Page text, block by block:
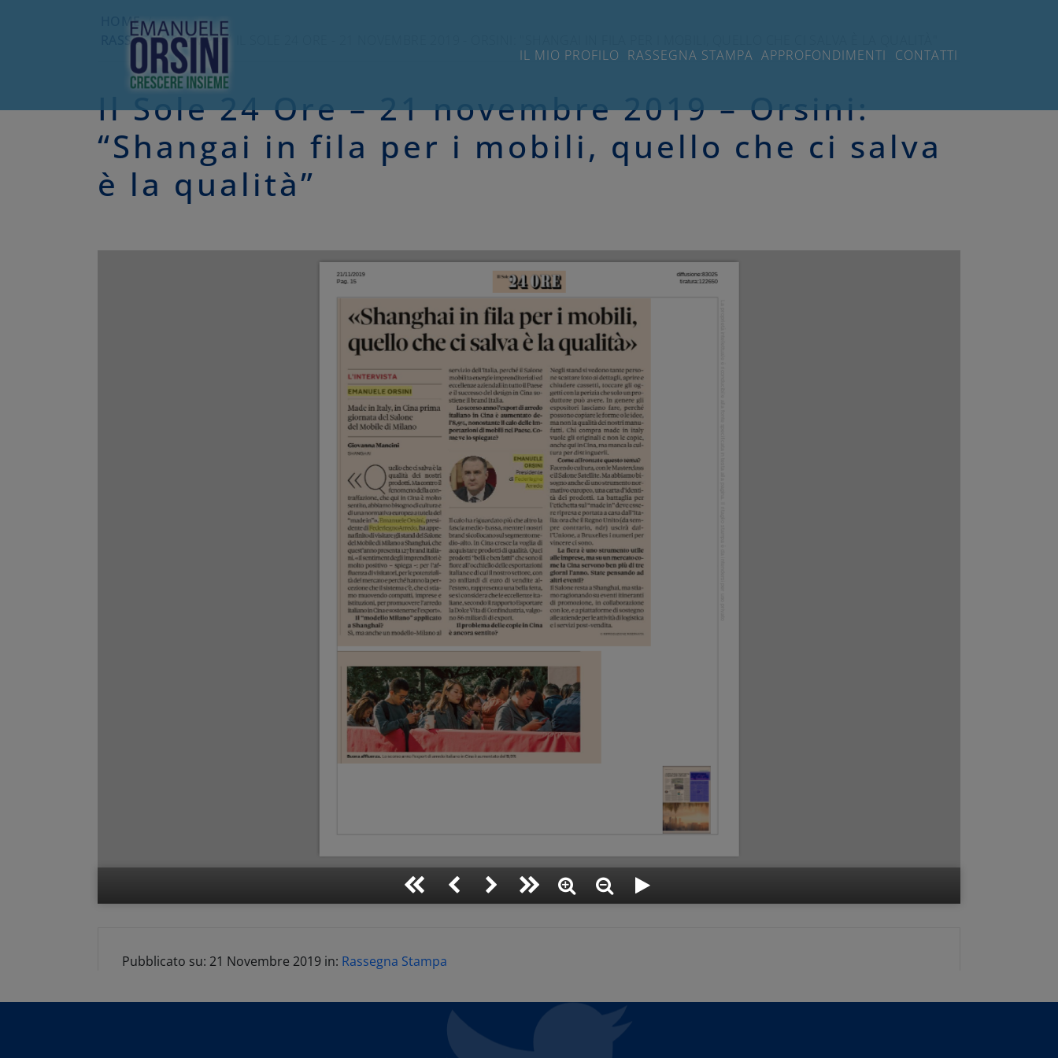
IL MIO PROFILO RASSEGNA STAMPA APPROFONDIMENTI CONTATTI
HOME/
RASSEGNA STAMPA
Il Sole 24 Ore – 21 novembre 2019 – Orsini:
“Shangai in fila per i mobili, quello che ci salva
è la qualità”
Pubblicato su: 21 Novembre 2019 in: Rassegna Stampa